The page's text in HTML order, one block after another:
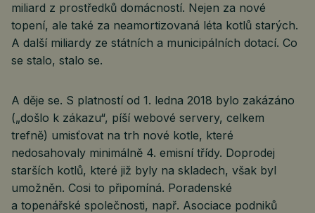
miliard z prostředků domácností. Nejen za nové
topení, ale také za neamortizovaná léta kotlů starých.
A další miliardy ze státních a municipálních dotací. Co
se stalo, stalo se.
A děje se. S platností od 1. ledna 2018 bylo zakázáno
(„došlo k zákazu“, píší webové servery, celkem
trefně) umisťovat na trh nové kotle, které
nedosahovaly minimálně 4. emisní třídy. Doprodej
starších kotlů, které již byly na skladech, však byl
umožněn. Cosi to připomíná. Poradenské
a topenářské společnosti, např. Asociace podniků